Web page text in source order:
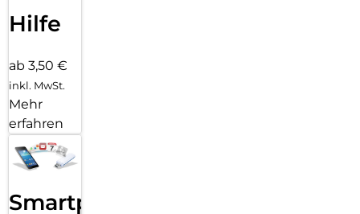
Hilfe
ab 3,50 €
inkl. MwSt.
Mehr
erfahren
Smartphone